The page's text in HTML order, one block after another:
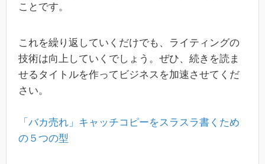
ことです。
これを繰り返していくだけでも、ライティングの
技術は向上していくでしょう。ぜひ、続きを読ま
せるタイトルを作ってビジネスを加速させてくだ
さい。
「バカ売れ」キャッチコピーをスラスラ書くため
の５つの型